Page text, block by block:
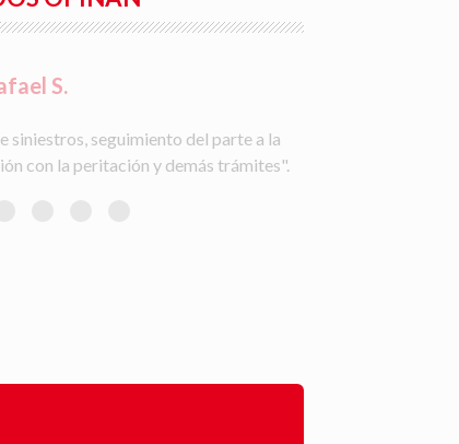
S.
siniestros, seguimiento del parte a la
con la peritación y demás trámites".